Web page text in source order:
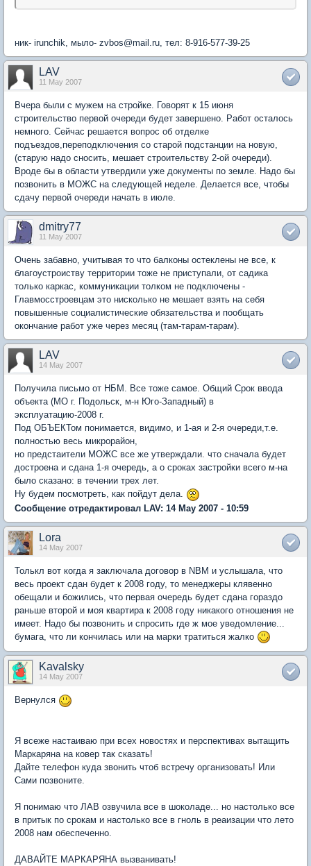
ник- irunchik, мыло- zvbos@mail.ru, тел: 8-916-577-39-25
LAV
11 May 2007
Вчера были с мужем на стройке. Говорят к 15 июня
строительство первой очереди будет завершено. Работ осталось
немного. Сейчас решается вопрос об отделке
подъездов,переподключения со старой подстанции на новую,
(старую надо сносить, мешает строительству 2-ой очереди).
Вроде бы в области утвердили уже документы по земле. Надо бы
позвонить в МОЖС на следующей неделе. Делается все, чтобы
сдачу первой очереди начать в июле.
dmitry77
11 May 2007
Очень забавно, учитывая то что балконы остеклены не все, к
благоустроиству территории тоже не приступали, от садика
только каркас, коммуникации толком не подключены -
Главмосстроевцам это нисколько не мешает взять на себя
повышенные социалистические обязательства и пообщать
окончание работ уже через месяц (там-тарам-тарам).
LAV
14 May 2007
Получила письмо от НБМ. Все тоже самое. Общий Срок ввода
объекта (МО г. Подольск, м-н Юго-Западный) в
эксплуатацию-2008 г.
Под ОБЪЕКТом понимается, видимо, и 1-ая и 2-я очереди,т.е.
полностью весь микрорайон,
но предстаители МОЖС все же утверждали. что сначала будет
достроена и сдана 1-я очередь, а о сроках застройки всего м-на
было сказано: в течении трех лет.
Ну будем посмотреть, как пойдут дела.
Сообщение отредактировал LAV: 14 May 2007 - 10:59
Lora
14 May 2007
Толькл вот когда я заключала договор в NBM и услышала, что
весь проект сдан будет к 2008 году, то менеджеры клявенно
обещали и божились, что первая очередь будет сдана гораздо
раньше второй и моя квартира к 2008 году никакого отношения не
имеет. Надо бы позвонить и спросить где ж мое уведомление...
бумага, что ли кончилась или на марки тратиться жалко
Kavalsky
14 May 2007
Вернулся
Я всеже настаиваю при всех новостях и перспективах вытащить
Маркаряна на ковер так сказать!
Дайте телефон куда звонить чтоб встречу организовать! Или
Сами позвоните.
Я понимаю что ЛАВ озвучила все в шоколаде... но настолько все
в притык по срокам и настолько все в гноль в реаизации что лето
2008 нам обеспеченно.
ДАВАЙТЕ МАРКАРЯНА вызванивать!